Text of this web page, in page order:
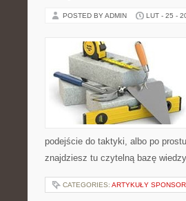
POSTED BY ADMIN LUT - 25 -
podejście do taktyki, albo po
znajdziesz tu czytelną bazę
CATEGORIES: ARTYKUŁY